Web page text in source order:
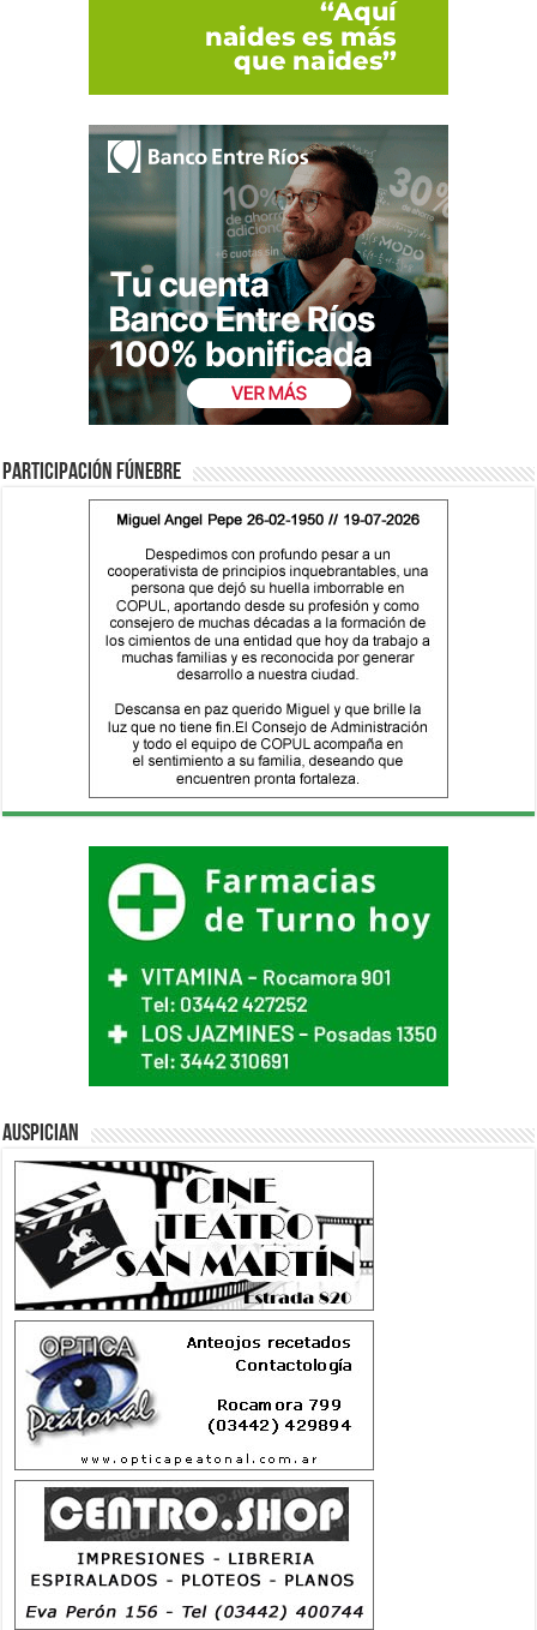
Participación fúnebre
Auspician